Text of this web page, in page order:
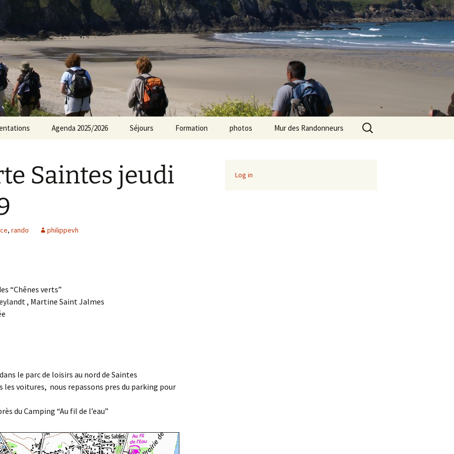
Norvillois
Agenda 2025/2026
Agenda 2023/2024
Séjours Formation photos Mur des Randonneurs
Search
for:
Saintes jeudi
, rando philippevh
“Chênes verts”
, Martine Saint Jalmes
le parc de loisirs au nord de Saintes
les voitures, nous repassons pres du parking pour
du Camping “Au fil de l’eau”
Log in